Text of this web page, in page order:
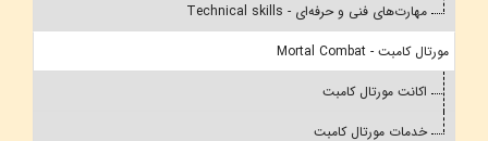
مهارت‌های فنی و حرفه‌ای - Technical skills
مورتال کامبت - Mortal Combat
اکانت مورتال کامبت
خدمات مورتال کامبت